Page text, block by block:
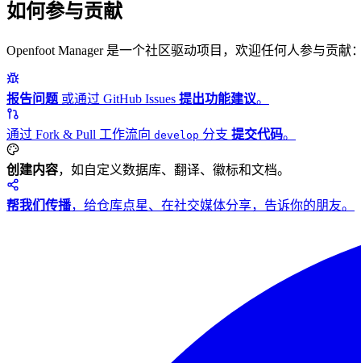
如何参与贡献
Openfoot Manager 是一个社区驱动项目，欢迎任何人参与贡献
报告问题 或通过 GitHub Issues 提出功能建议。
通过 Fork & Pull 工作流向 develop 分支 提交代码。
创建内容，如自定义数据库、翻译、徽标和文档。
帮我们传播，给仓库点星、在社交媒体分享，告诉你的朋友。